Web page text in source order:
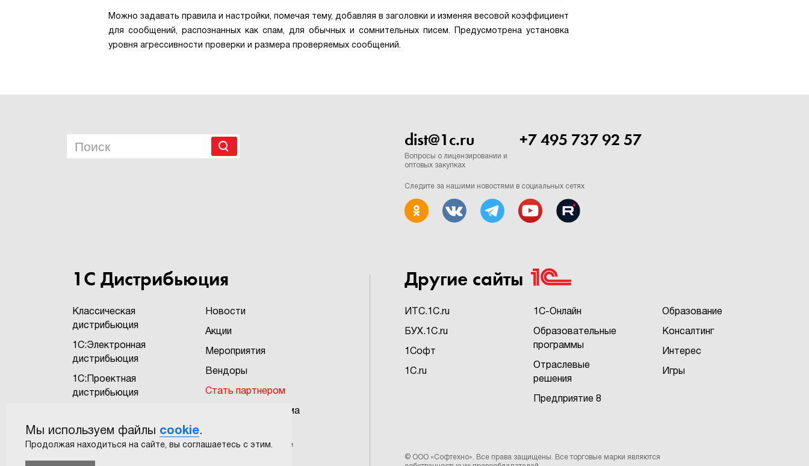
Можно задавать правила и настройки, помечая тему, добавляя в заголовки и изменяя весовой коэффициент
для сообщений, распознанных как спам, для обычных и сомнительных писем. Предусмотрена установка
уровня агрессивности проверки и размера проверяемых сообщений.
+7 495 737 92 57
dist@1c.ru
Вопросы о лицензировании и
оптовых закупках
Следите за нашими новостями в социальных сетях
1С Дистрибьюция
Классическая
дистрибьюция
1С:Электронная
дистрибьюция
1С:Проектная
дистрибьюция
САПР
Новости
Акции
Мероприятия
Вендоры
Стать партнером
Бонусная программа
Пользовательское
Другие сайты
ИTC.1C.ru
БУХ.1C.ru
1Софт
1C.ru
1С-Онлайн
Образовательные
программы
Отраслевые
решения
Предприятие 8
Образование
Консалтинг
Интерес
Игры
© ООО «Софтехно» . Все права защищены. Все торговые марки являются
Мы используем файлы cookie.
Продолжая находиться на сайте, вы соглашаетесь с этим.